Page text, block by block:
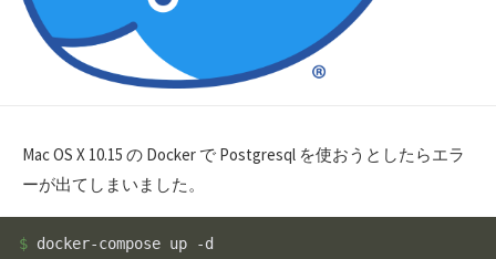
Mac OS X 10.15 の Docker で Postgresql を使おうとしたらエラ
ーが出てしまいました。
$